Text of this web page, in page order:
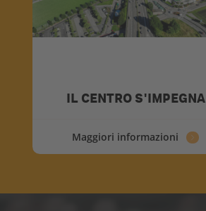
IL CENTRO S'IMPEGNA
Maggiori informazioni